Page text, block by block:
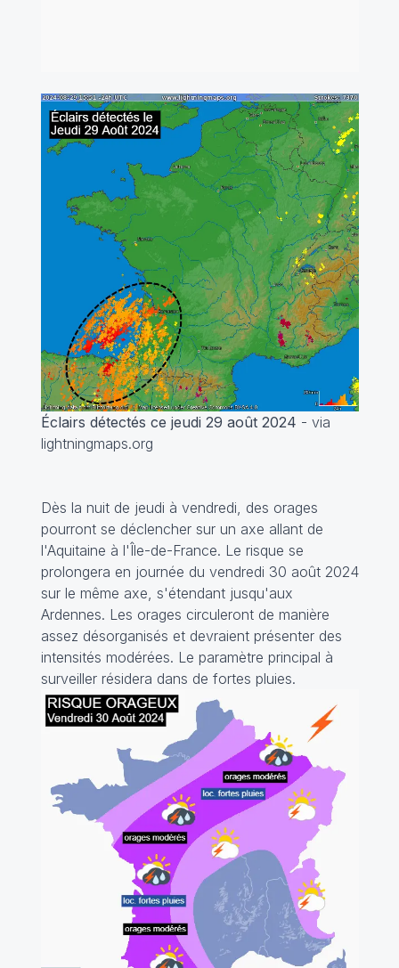
Éclairs détectés ce jeudi 29 août 2024 - via
lightningmaps.org
Dès la nuit de jeudi à vendredi, des orages
pourront se déclencher sur un axe allant de
l'Aquitaine à l'Île-de-France. Le risque se
prolongera en journée du vendredi 30 août 2024
sur le même axe, s'étendant jusqu'aux
Ardennes. Les orages circuleront de manière
assez désorganisés et devraient présenter des
intensités modérées. Le paramètre principal à
surveiller résidera dans de fortes pluies.